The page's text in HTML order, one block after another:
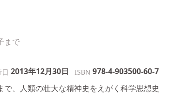
まで
2013年12月30日 ISBN 978-4-903500-60-7
で、人類の壮大な精神史をえがく科学思想史